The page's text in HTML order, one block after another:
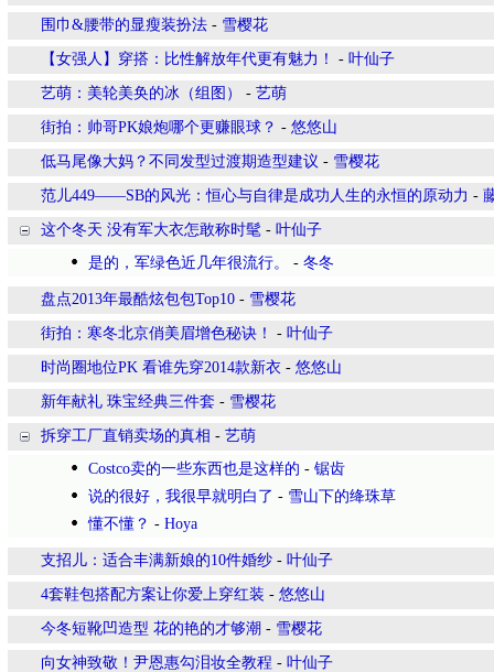
围巾&腰带的显瘦装扮法 - 雪樱花
【女强人】穿搭：比性解放年代更有魅力！ - 叶仙子
艺萌：美轮美奂的冰（组图） - 艺萌
街拍：帅哥PK娘炮哪个更赚眼球？ - 悠悠山
低马尾像大妈？不同发型过渡期造型建议 - 雪樱花
范儿449——SB的风光：恒心与自律是成功人生的永恒的原动力 -
这个冬天 没有军大衣怎敢称时髦 - 叶仙子
是的，军绿色近几年很流行。
- 冬冬
盘点2013年最酷炫包包Top10 - 雪樱花
街拍：寒冬北京俏美眉增色秘诀！ - 叶仙子
时尚圈地位PK 看谁先穿2014款新衣 - 悠悠山
新年献礼 珠宝经典三件套 - 雪樱花
拆穿工厂直销卖场的真相 - 艺萌
Costco卖的一些东西也是这样的 - 锯齿
说的很好，我很早就明白了 - 雪山下的绛珠草
懂不懂？ - Hoya
支招儿：适合丰满新娘的10件婚纱 - 叶仙子
4套鞋包搭配方案让你爱上穿红装 - 悠悠山
今冬短靴凹造型 花的艳的才够潮 - 雪樱花
向女神致敬！尹恩惠勾泪妆全教程 - 叶仙子